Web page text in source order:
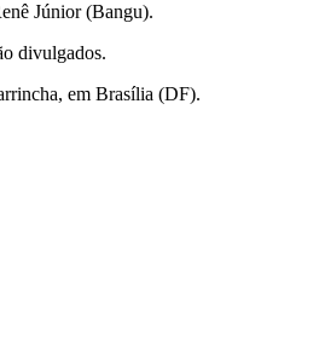
Júnior (Bangu).
divulgados.
em Brasília (DF).